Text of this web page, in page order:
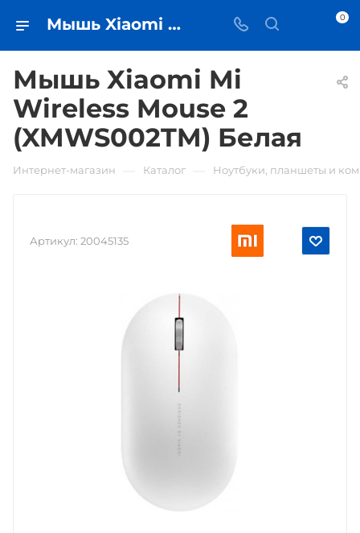
Мышь Xiaomi Mi Wireless Mouse 2 (XMWS002TM) Белая • купить в Самаре - iЧехол 0
Мышь Xiaomi Mi
Wireless Mouse 2
(XMWS002TM) Белая
Интернет-магазин Каталог Ноутбуки, планшеты и
Артикул: 20045135